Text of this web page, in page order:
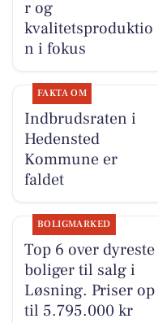
r og
kvalitetsproduktio
n i fokus
FAKTA OM
Indbrudsraten i
Hedensted
Kommune er
faldet
BOLIGMARKED
Top 6 over dyreste
boliger til salg i
Løsning. Priser op
til 5.795.000 kr